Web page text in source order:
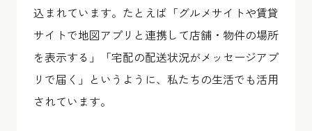
込まれています。たとえば「グルメサイトや賃貸
サイトで地図アプリと連携して店舗・物件の場所
を表示する」「宅配の配送状況がメッセージアプ
リで届く」というように、私たちの生活でも活用
されています。